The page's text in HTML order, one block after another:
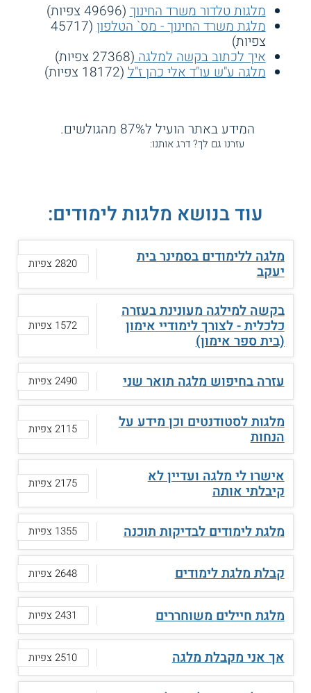
מלגות טלדור משרד החינוך(49696 צפיות)
מלגת משרד החינוך - מס` הטלפון (45717
צפיות)
איך לכתוב בקשה למלגה(27368 צפיות)
מלגה ע"ש עו"ד אלי כהן ז"ל(18172 צפיות)
המידע באתר הועיל ל87% מהגולשים.
עזרנו גם לך? דרג אותנו:
עוד בנושא מלגות לימודים:
מלגה ללימודים בסמינר בית
יעקב 2820 צפיות
בקשה למילגה מעונינת בעזרה
כלכלית - לצורך לימודיי אימון
(בית ספר אימון)
1572 צפיות
עזרה בחיפוש מלגה תואר שני 2490 צפיות
מלגות לסטודנטים וכן מידע על
הנחות 2115 צפיות
אישרו לי מלגה ועדיין לא
קיבלתי אותה 2175 צפיות
מלגת לימודים לבדיקות תוכנה 1355 צפיות
קבלת מלגת לימודים 2648 צפיות
מלגת חיילים משוחררים 2431 צפיות
אך אני מקבלת מלגה 2510 צפיות